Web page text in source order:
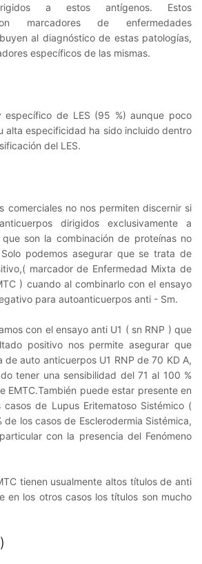
a estos antígenos. Estos
marcadores de enfermedades
al diagnóstico de estas patologías,
específicos de las mismas.
específico de LES (95 %) aunque poco
alta especificidad ha sido incluido dentro
del LES.
comerciales no nos permiten discernir si
dirigidos exclusivamente a
son la combinación de proteínas no
podemos asegurar que se trata de
marcador de Enfermedad Mixta de
) cuando al combinarlo con el ensayo
para autoanticuerpos anti - Sm.
con el ensayo anti U1 ( sn RNP ) que
positivo nos permite asegurar que
de auto anticuerpos U1 RNP de 70 KD A,
tener una sensibilidad del 71 al 100 %
EMTC.También puede estar presente en
de Lupus Eritematoso Sistémico (
de los casos de Esclerodermia Sistémica,
con la presencia del Fenómeno
tienen usualmente altos títulos de anti
en los otros casos los títulos son mucho